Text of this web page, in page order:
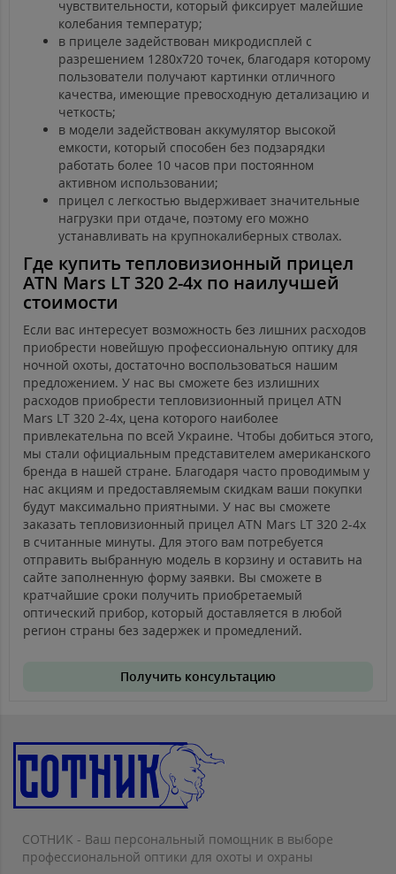
чувствительности, который фиксирует малейшие
колебания температур;
в прицеле задействован микродисплей с
разрешением 1280х720 точек, благодаря которому
пользователи получают картинки отличного
качества, имеющие превосходную детализацию и
четкость;
в модели задействован аккумулятор высокой
емкости, который способен без подзарядки
работать более 10 часов при постоянном
активном использовании;
прицел с легкостью выдерживает значительные
нагрузки при отдаче, поэтому его можно
устанавливать на крупнокалиберных стволах.
Где купить тепловизионный прицел
ATN Mars LT 320 2-4x по наилучшей
стоимости
Если вас интересует возможность без лишних расходов
приобрести новейшую профессиональную оптику для
ночной охоты, достаточно воспользоваться нашим
предложением. У нас вы сможете без излишних
расходов приобрести тепловизионный прицел ATN
Mars LT 320 2-4x, цена которого наиболее
привлекательна по всей Украине. Чтобы добиться этого,
мы стали официальным представителем американского
бренда в нашей стране. Благодаря часто проводимым у
нас акциям и предоставляемым скидкам ваши покупки
будут максимально приятными. У нас вы сможете
заказать тепловизионный прицел ATN Mars LT 320 2-4x
в считанные минуты. Для этого вам потребуется
отправить выбранную модель в корзину и оставить на
сайте заполненную форму заявки. Вы сможете в
кратчайшие сроки получить приобретаемый
оптический прибор, который доставляется в любой
регион страны без задержек и промедлений.
Получить консультацию
СОТНИК - Ваш персональный помощник в выборе
профессиональной оптики для охоты и охраны